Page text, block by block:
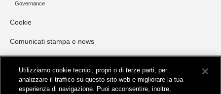
Governance
Cookie
Comunicati stampa e news
NORD ITALIA
CENTRO ITALIA
Utilizziamo cookie tecnici, propri o di terze parti, per
analizzare il traffico su questo sito web e migliorare la tua
esperienza di navigazione. Puoi acconsentire, inoltre,